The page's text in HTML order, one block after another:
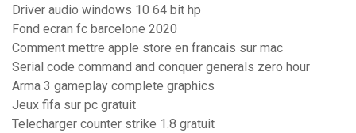
Driver audio windows 10 64 bit hp
Fond ecran fc barcelone 2020
Comment mettre apple store en francais sur mac
Serial code command and conquer generals zero hour
Arma 3 gameplay complete graphics
Jeux fifa sur pc gratuit
Telecharger counter strike 1.8 gratuit